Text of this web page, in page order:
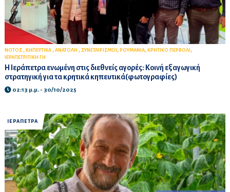
ΝΟΤΟΣ , ΚΗΠΕΥΤΙΚΑ , ΑΝΑΤΟΛΗ , ΣΥΝΕΤΑΙΡΙΣΜΟΙ , ΡΟΥΜΑΝΙΑ, ΚΡΗΤΙΚΟ ΠΕΡΒΟΛΙ ,
ΙΕΡΑΠΕΤΡΙΤΙΚΗ ΓΗ
Η Ιεράπετρα ενωμένη στις διεθνείς αγορές: Κοινή εξαγωγική
στρατηγική για τα κρητικά κηπευτικά(φωτογραφίες)
02:13 μ.μ. - 30/10/2025
ΙΕΡΑΠΕΤΡΑ